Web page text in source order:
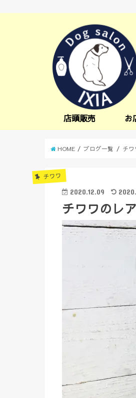
店頭販売 お
HOME ブログ一覧 チワ
チワワ
2020.12.09
チワワのレ